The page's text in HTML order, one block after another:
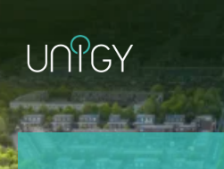
springen
Home